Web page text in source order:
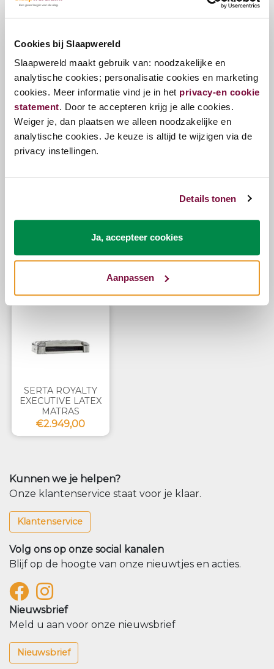
Cookies bij Slaapwereld
Slaapwereld maakt gebruik van: noodzakelijke en
analytische cookies; personalisatie cookies en marketing
cookies. Meer informatie vind je in het privacy-en cookie
statement. Door te accepteren krijg je alle cookies.
Weiger je, dan plaatsen we alleen noodzakelijke en
analytische cookies. Je keuze is altijd te wijzigen via de
privacy instellingen.
Details tonen
Ja, accepteer cookies
Aanpassen
een medium of firm-kern uit 1 stuk of een duo core
stopt, zodat deze individueel invulbaar zijn qua
hardheid, maar ook het transport naar plek van
bestemming vergemakkelijken.
Dit is echt aan te raden omdat een matras uit 1 stuk
van bijvoorbeeld 180x210 cm en 38 cm dik niet door
elk trapgat heen wil.
Vragen?
Zojuist bekeken
SERTA ROYALTY
EXECUTIVE LATEX
MATRAS
€2.949,00
Kunnen we je helpen?
Onze klantenservice staat voor je klaar.
Klantenservice
Volg ons op onze social kanalen
Blijf op de hoogte van onze nieuwtjes en acties.
Nieuwsbrief
Meld u aan voor onze nieuwsbrief
Nieuwsbrief